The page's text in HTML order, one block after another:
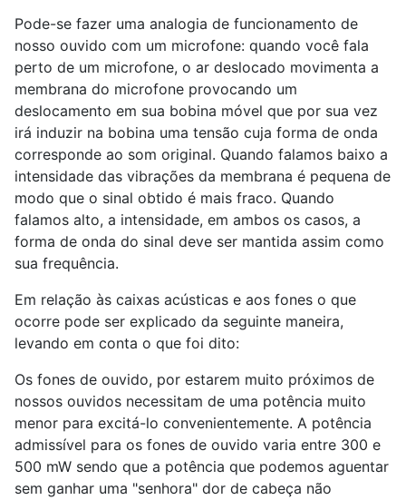
Pode-se fazer uma analogia de funcionamento de
nosso ouvido com um microfone: quando você fala
perto de um microfone, o ar deslocado movimenta a
membrana do microfone provocando um
deslocamento em sua bobina móvel que por sua vez
irá induzir na bobina uma tensão cuja forma de onda
corresponde ao som original. Quando falamos baixo a
intensidade das vibrações da membrana é pequena de
modo que o sinal obtido é mais fraco. Quando
falamos alto, a intensidade, em ambos os casos, a
forma de onda do sinal deve ser mantida assim como
sua frequência.
Em relação às caixas acústicas e aos fones o que
ocorre pode ser explicado da seguinte maneira,
levando em conta o que foi dito:
Os fones de ouvido, por estarem muito próximos de
nossos ouvidos necessitam de uma potência muito
menor para excitá-lo convenientemente. A potência
admissível para os fones de ouvido varia entre 300 e
500 mW sendo que a potência que podemos aguentar
sem ganhar uma "senhora" dor de cabeça não